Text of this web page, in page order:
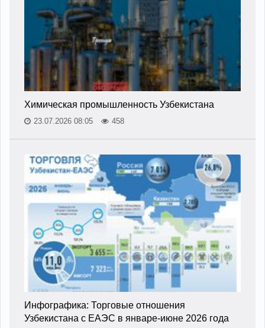
Химическая промышленность Узбекистана
23.07.2026 08:05 458
Инфографика: Торговые отношения
Узбекистана с ЕАЭС в январе-июне 2026 года